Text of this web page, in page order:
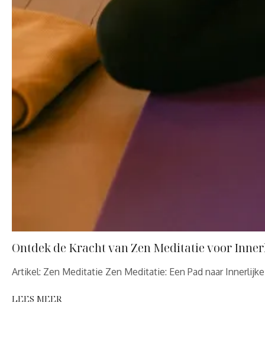
Ontdek de Kracht van Zen Meditatie voor
Artikel: Zen Meditatie Zen Meditatie: Een Pad naar
LEES MEER